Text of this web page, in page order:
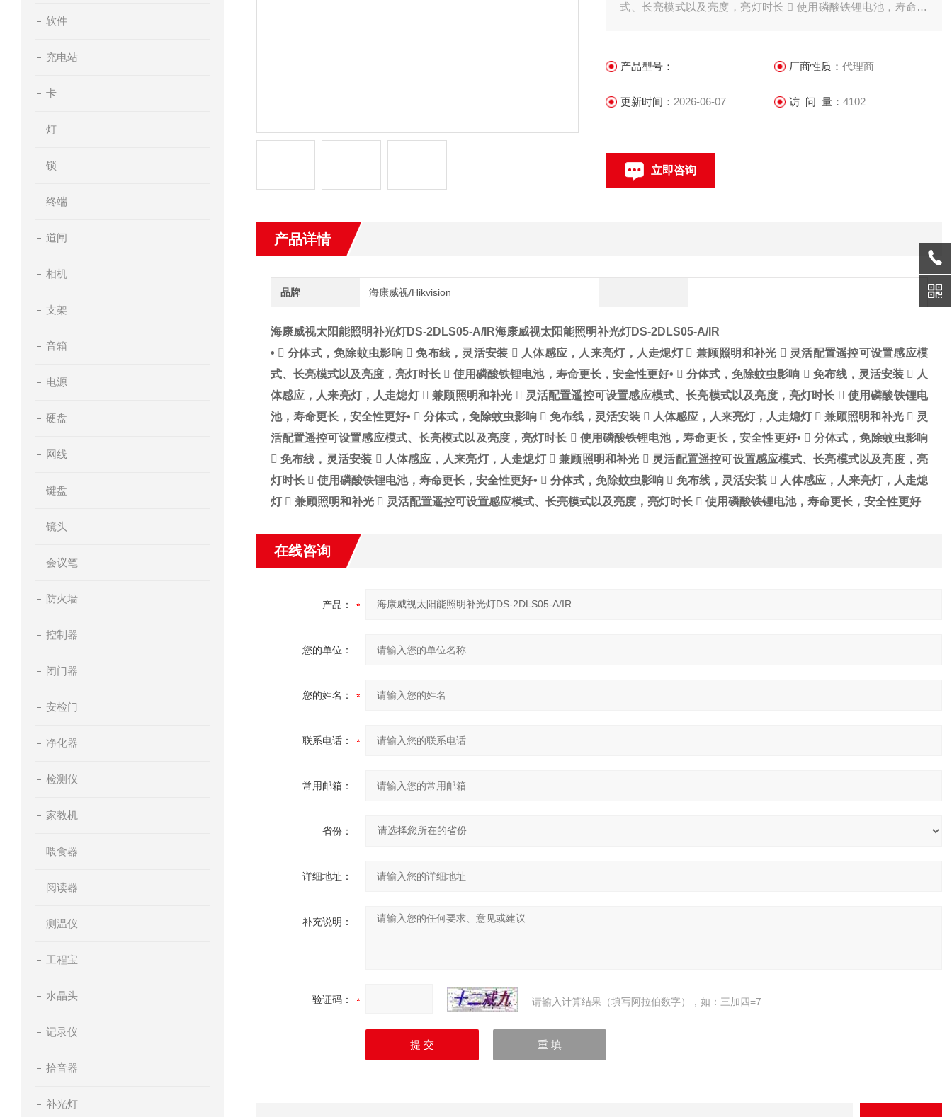
软件
充电站
卡
灯
锁
终端
道闸
相机
支架
音箱
电源
硬盘
网线
键盘
镜头
会议笔
防火墙
控制器
闭门器
安检门
净化器
检测仪
家教机
喂食器
阅读器
测温仪
工程宝
水晶头
记录仪
拾音器
补光灯
式、长亮模式以及亮度，亮灯时长  使用磷酸铁锂电池，寿命更
产品型号： 厂商性质： 代理商
更新时间： 2026-06-07 访 问 量： 4102
立即咨询
产品详情
品牌 海康威视/Hikvision
海康威视太阳能照明补光灯DS-2DLS05-A/IR海康威视太阳能照明补光灯DS-2DLS05-A/IR
•  分体式，免除蚊虫影响  免布线，灵活安装  人体感应，人来亮灯，人走熄灯  兼顾照明和补光  灵活配置遥控可设置感应模
式、长亮模式以及亮度，亮灯时长  使用磷酸铁锂电池，寿命更长，安全性更好•  分体式，免除蚊虫影响  免布线，灵活安装  人
体感应，人来亮灯，人走熄灯  兼顾照明和补光  灵活配置遥控可设置感应模式、长亮模式以及亮度，亮灯时长  使用磷酸铁锂电
池，寿命更长，安全性更好•  分体式，免除蚊虫影响  免布线，灵活安装  人体感应，人来亮灯，人走熄灯  兼顾照明和补光  灵
活配置遥控可设置感应模式、长亮模式以及亮度，亮灯时长  使用磷酸铁锂电池，寿命更长，安全性更好•  分体式，免除蚊虫影响
 免布线，灵活安装  人体感应，人来亮灯，人走熄灯  兼顾照明和补光  灵活配置遥控可设置感应模式、长亮模式以及亮度，亮
灯时长  使用磷酸铁锂电池，寿命更长，安全性更好•  分体式，免除蚊虫影响  免布线，灵活安装  人体感应，人来亮灯，人走熄
灯  兼顾照明和补光  灵活配置遥控可设置感应模式、长亮模式以及亮度，亮灯时长  使用磷酸铁锂电池，寿命更长，安全性更好
在线咨询
产品：
您的单位：
您的姓名：
联系电话：
常用邮箱：
省份：
详细地址：
补充说明：
验证码： 请输入计算结果（填写阿拉伯数字），如：三加四=7